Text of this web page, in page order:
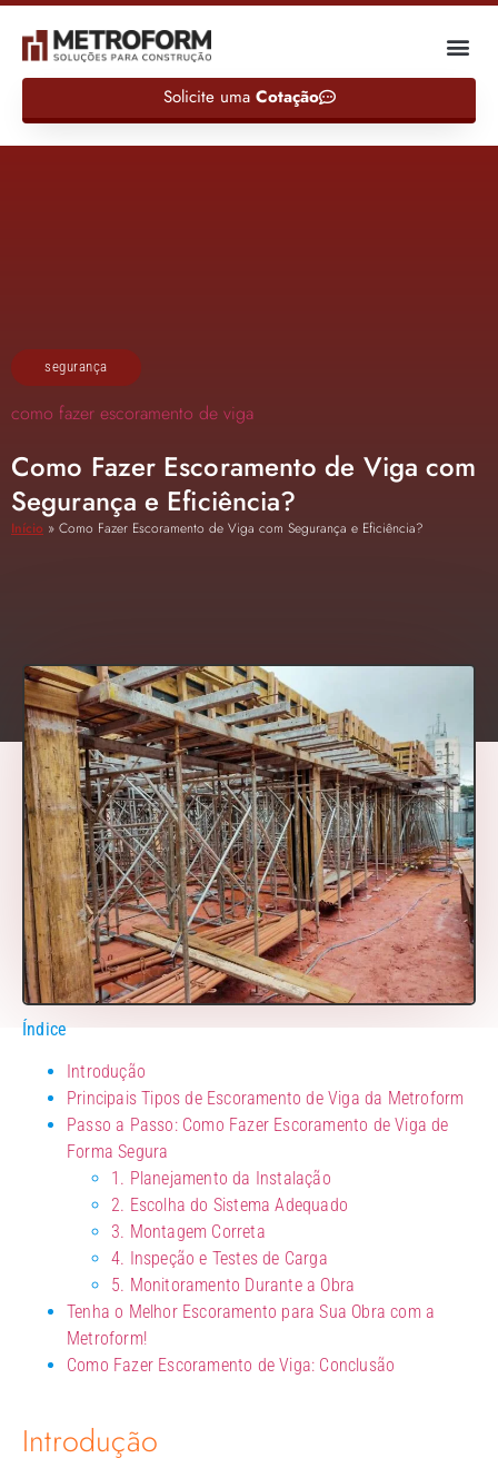
Solicite uma Cotação
segurança
como fazer escoramento de viga​
Como Fazer Escoramento de Viga com
Segurança e Eficiência?
Início » Como Fazer Escoramento de Viga com Segurança e Eficiência?
Índice
Introdução
Principais Tipos de Escoramento de Viga da Metroform
Passo a Passo: Como Fazer Escoramento de Viga de
Forma Segura
1. Planejamento da Instalação
2. Escolha do Sistema Adequado
3. Montagem Correta
4. Inspeção e Testes de Carga
5. Monitoramento Durante a Obra
Tenha o Melhor Escoramento para Sua Obra com a
Metroform!
Como Fazer Escoramento de Viga​: Conclusão
Introdução